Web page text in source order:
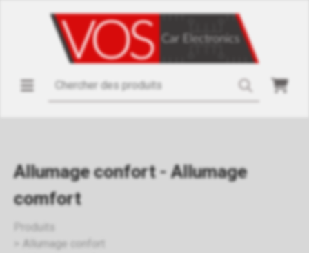
Allumage confort - Allumage
comfort
Produits
Allumage confort